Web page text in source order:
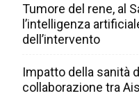
Tumore del rene, al
l’intelligenza
dell’intervento
Impatto della sanità
collaborazione tra